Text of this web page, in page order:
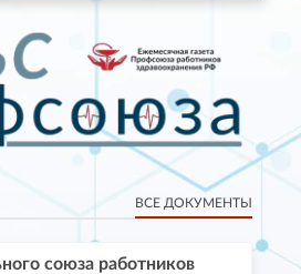
ВСЕ ДОКУМЕНТЫ
союза работников